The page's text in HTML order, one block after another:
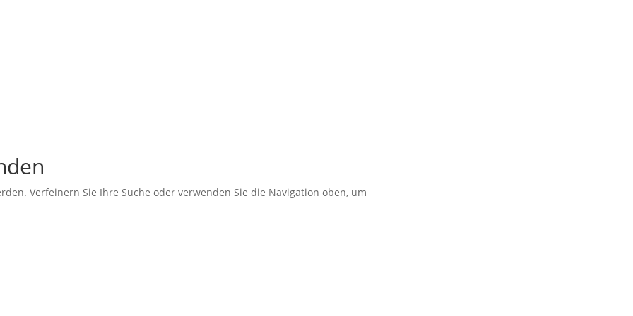
Verfeinern Sie Ihre Suche oder verwenden Sie die Navigation oben, um